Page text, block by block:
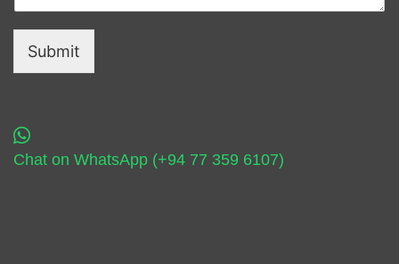
Submit
Chat on WhatsApp (+94 77 359 6107)